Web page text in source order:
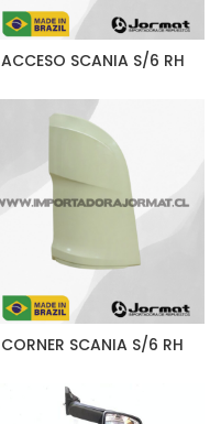
ACCESO SCANIA S/6 RH
CORNER SCANIA S/6 RH